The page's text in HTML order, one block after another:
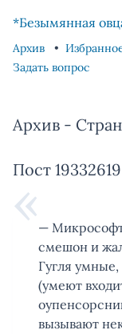
*Безымянная
Архив
Задать вопрос
Архив -
Пост 19332619
— Микрософт
смешон и
Гугля
(умеют
вызывают